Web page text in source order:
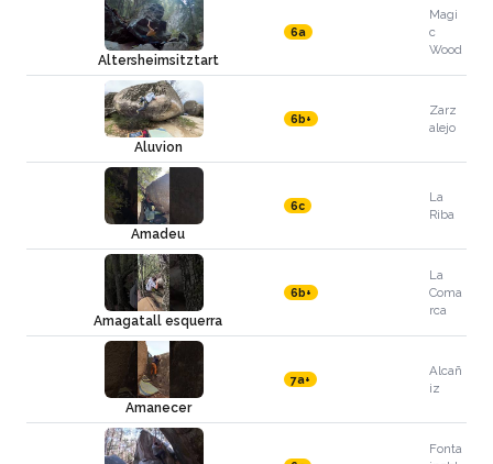
Altersheimsitztart
6a
Magi
c
Wood
Aluvion
6b+
Zarz
alejo
Amadeu
6c
La
Riba
Amagatall esquerra
6b+
La
Coma
rca
Amanecer
7a+
Alcañ
iz
Fonta